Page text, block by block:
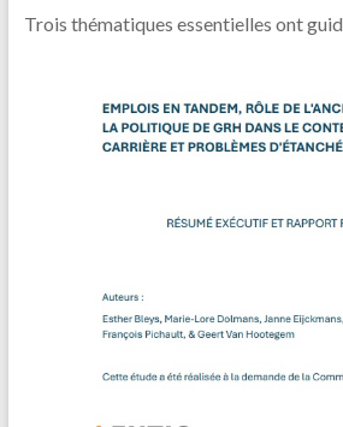
Trois thématiques essentielles ont